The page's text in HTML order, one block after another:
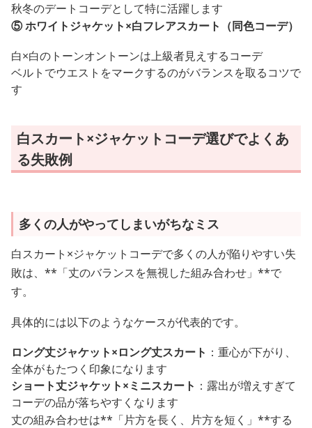
秋冬のデートコーデとして特に活躍します
⑤ ホワイトジャケット×白フレアスカート（同色コーデ）
白×白のトーンオントーンは上級者見えするコーデ
ベルトでウエストをマークするのがバランスを取るコツで
す
白スカート×ジャケットコーデ選びでよくあ
る失敗例
多くの人がやってしまいがちなミス
白スカート×ジャケットコーデで多くの人が陥りやすい失
敗は、**「丈のバランスを無視した組み合わせ」**で
す。
具体的には以下のようなケースが代表的です。
ロング丈ジャケット×ロング丈スカート ：重心が下がり、
全体がもたつく印象になります
ショート丈ジャケット×ミニスカート ：露出が増えすぎて
コーデの品が落ちやすくなります
丈の組み合わせは**「片方を長く、片方を短く」**する